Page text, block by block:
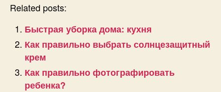
Related posts:
Быстрая уборка дома: кухня
Как правильно выбрать солнцезащитный
крем
Как правильно фотографировать
ребенка?